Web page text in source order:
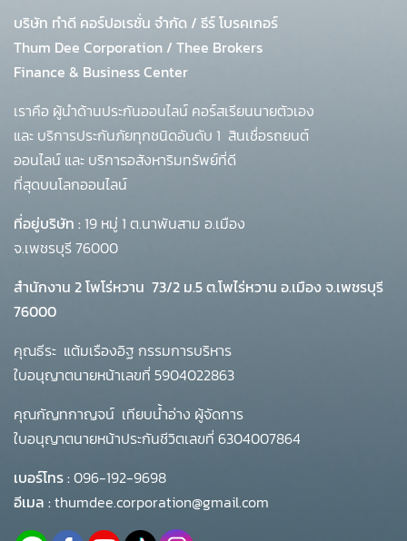
บริษัท ทำดี คอร์ปอเรชั่น จำกัด / ธีร์ โบรคเกอร์
Thum Dee Corporation / Thee Brokers
Finance & Business Center
เราคือ ผู้นำด้านประกันออนไลน์ คอร์สเรียนนายตัวเอง
และ บริการประกันภัยทุกชนิดอันดับ 1 สินเชื่อรถยนต์
ออนไลน์ และ บริการอสังหาริมทรัพย์ที่ดี
ที่สุดบนโลกออนไลน์
ที่อยู่บริษัท : 19 หมู่ 1 ต.นาพันสาม อ.เมือง
จ.เพชรบุรี 76000
สำนักงาน 2 โพโร่หวาน 73/2 ม.5 ต.โพไร่หวาน อ.เมือง จ.เพชรบุรี
76000
คุณธีระ แต้มเรืองอิฐ กรรมการบริหาร
ใบอนุญาตนายหน้าเลขที่ 5904022863
คุณกัญทกาญจน์ เทียบน้ำอ่าง ผู้จัดการ
ใบอนุญาตนายหน้าประกันชีวิตเลขที่ 6304007864
เบอร์โทร :096-192-9698
อีเมล :thumdee.corporation@gmail.com